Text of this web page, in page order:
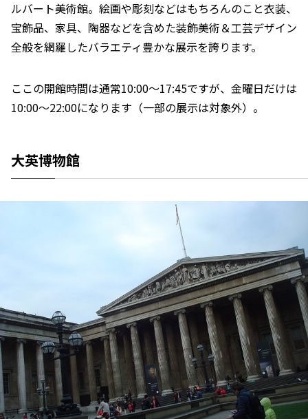
ルバート美術館。絵画や彫刻などはもちろんのこと衣装、
宝飾品、家具、陶器などを含めた装飾美術＆工芸デザイン
全般を網羅したバラエティ豊かな展示を誇ります。
ここの開館時間は通常10:00～17:45ですが、金曜日だけは
10:00～22:00になります（一部の展示は対象外）。
大英博物館